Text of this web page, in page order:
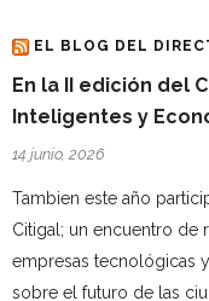
EL BLOG DEL
En la II edición del
Inteligentes y
14 junio, 2026
Tambien este año
Citigal; un encuentro de
empresas tecnológicas
sobre el futuro de las